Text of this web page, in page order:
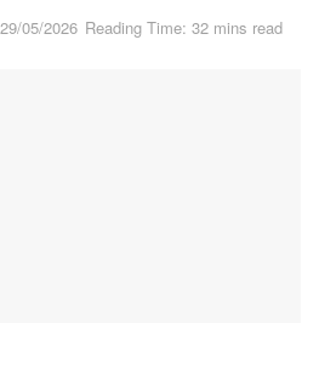
29/05/2026 Reading Time: 32 mins read